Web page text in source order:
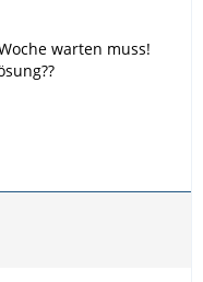
warten muss!